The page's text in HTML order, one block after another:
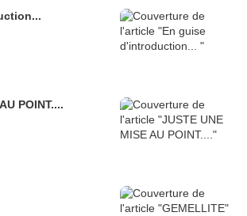
POINT....